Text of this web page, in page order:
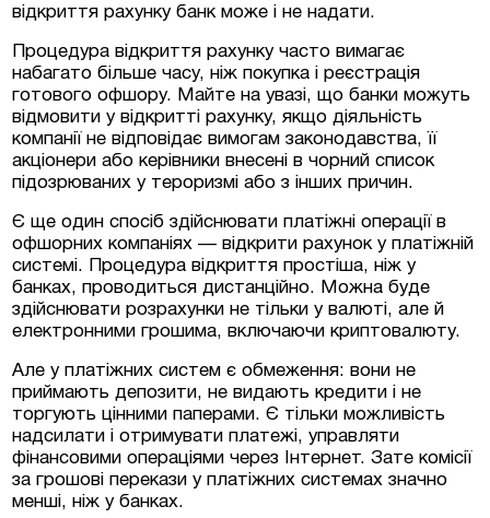
відкриття рахунку банк може і не надати.
Процедура відкриття рахунку часто вимагає
набагато більше часу, ніж покупка і реєстрація
готового офшору. Майте на увазі, що банки можуть
відмовити у відкритті рахунку, якщо діяльність
компанії не відповідає вимогам законодавства, її
акціонери або керівники внесені в чорний список
підозрюваних у тероризмі або з інших причин.
Є ще один спосіб здійснювати платіжні операції в
офшорних компаніях — відкрити рахунок у платіжній
системі. Процедура відкриття простіша, ніж у
банках, проводиться дистанційно. Можна буде
здійснювати розрахунки не тільки у валюті, але й
електронними грошима, включаючи криптовалюту.
Але у платіжних систем є обмеження: вони не
приймають депозити, не видають кредити і не
торгують цінними паперами. Є тільки можливість
надсилати і отримувати платежі, управляти
фінансовими операціями через Інтернет. Зате комісії
за грошові перекази у платіжних системах значно
менші, ніж у банках.